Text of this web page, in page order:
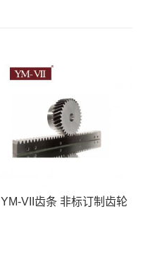
YM-VII齿条 非标订制齿轮